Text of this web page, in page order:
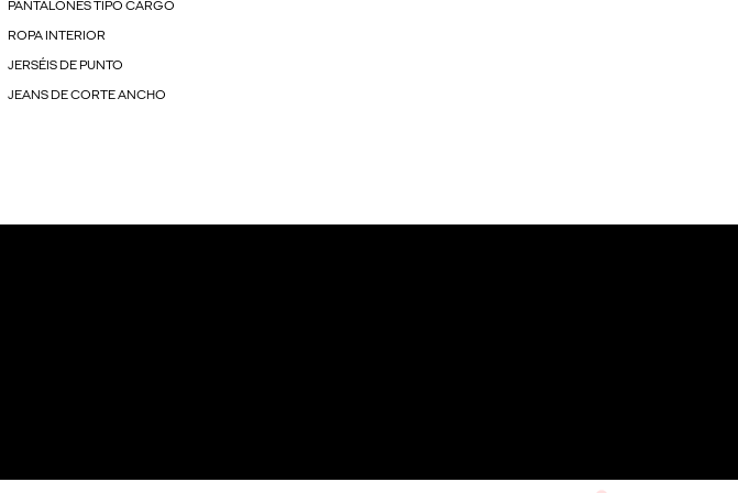
PANTALONES TIPO CARGO
ROPA INTERIOR
JERSÉIS DE PUNTO
JEANS DE CORTE ANCHO